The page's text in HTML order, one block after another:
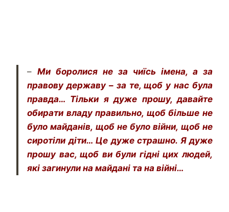
– Ми боролися не за чиїсь імена, а за
правову державу – за те, щоб у нас була
правда… Тільки я дуже прошу, давайте
обирати владу правильно, щоб більше не
було майданів, щоб не було війни, щоб не
сиротіли діти… Це дуже страшно. Я дуже
прошу вас, щоб ви були гідні цих людей,
які загинули на майдані та на війні…